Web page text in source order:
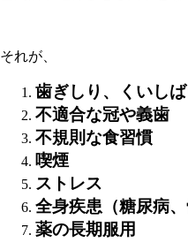
それが、
歯ぎしり、くいし
不適合な冠や義歯
不規則な食習慣
喫煙
ストレス
全身疾患（糖尿病
薬の長期服用